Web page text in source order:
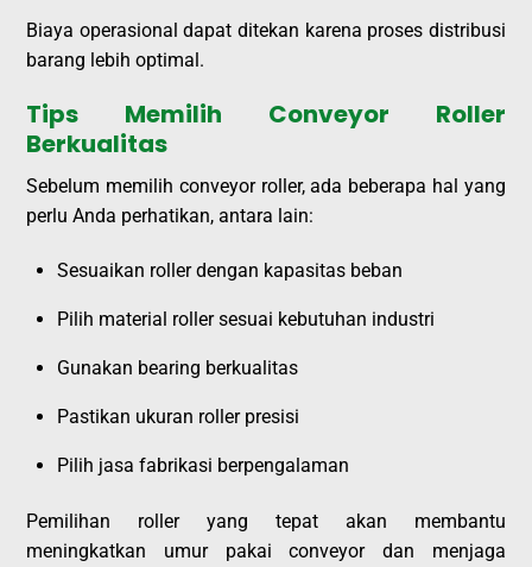
Biaya operasional dapat ditekan karena proses distribusi
barang lebih optimal.
Tips Memilih Conveyor Roller
Berkualitas
Sebelum memilih conveyor roller, ada beberapa hal yang
perlu Anda perhatikan, antara lain:
Sesuaikan roller dengan kapasitas beban
Pilih material roller sesuai kebutuhan industri
Gunakan bearing berkualitas
Pastikan ukuran roller presisi
Pilih jasa fabrikasi berpengalaman
Pemilihan roller yang tepat akan membantu
meningkatkan umur pakai conveyor dan menjaga